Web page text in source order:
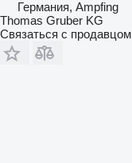
Германия, Ampfing
Thomas Gruber KG
Связаться с продавцом